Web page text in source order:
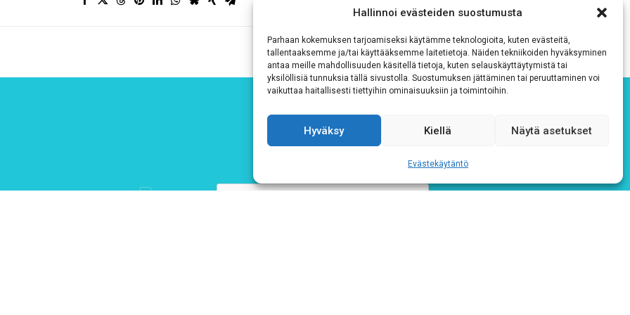
Hallinnoi evästeiden suostumusta
Parhaan kokemuksen tarjoamiseksi käytämme teknologioita, kuten evästeitä,
tallentaaksemme ja/tai käyttääksemme laitetietoja. Näiden tekniikoiden hyväksyminen
antaa meille mahdollisuuden käsitellä tietoja, kuten selauskäyttäytymistä tai
yksilöllisiä tunnuksia tällä sivustolla. Suostumuksen jättäminen tai peruuttaminen voi
vaikuttaa haitallisesti tiettyihin ominaisuuksiin ja toimintoihin.
Hyväksy Kiellä Näytä asetukset
Evästekäytäntö